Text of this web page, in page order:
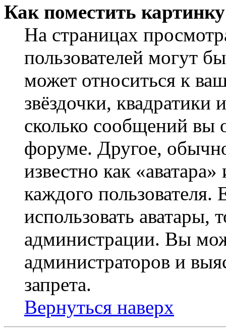
Как поместить
На страницах
пользователей могут
может относиться к
звёздочки,
сколько сообщений вы
форуме. Другое,
известно как
каждого
использовать аватары,
администрации. Вы
администраторов и
запрета.
Вернуться наверх